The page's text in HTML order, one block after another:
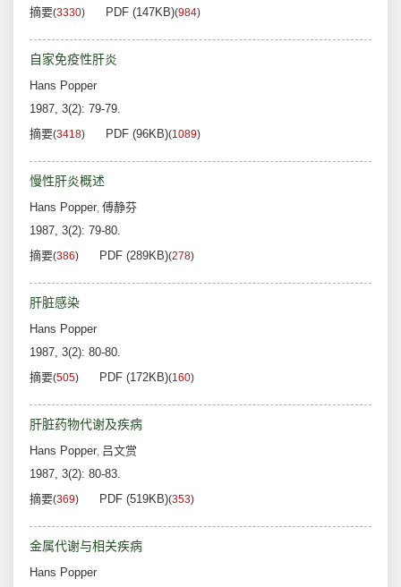
摘要(3330) PDF (147KB)(984)
自家免疫性肝炎
Hans Popper
1987, 3(2): 79-79.
摘要(3418) PDF (96KB)(1089)
慢性肝炎概述
Hans Popper, 傅静芬
1987, 3(2): 79-80.
摘要(386) PDF (289KB)(278)
肝脏感染
Hans Popper
1987, 3(2): 80-80.
摘要(505) PDF (172KB)(160)
肝脏药物代谢及疾病
Hans Popper, 吕文赏
1987, 3(2): 80-83.
摘要(369) PDF (519KB)(353)
金属代谢与相关疾病
Hans Popper